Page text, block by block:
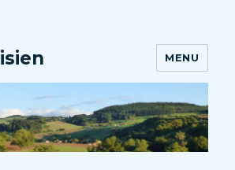
MENU